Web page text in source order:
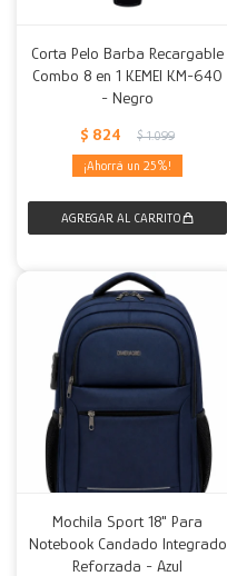
Corta Pelo Barba Recargable
Combo 8 en 1 KEMEI KM-640
- Negro
$ 824 $ 1.099
25
Mochila Sport 18" Para
Notebook Candado Integrado
Reforzada - Azul